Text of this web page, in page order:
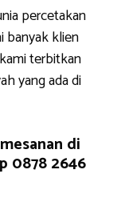
percetakan
banyak klien
terbitkan
yang ada di
di
0878 2646